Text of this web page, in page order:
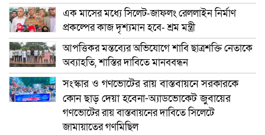
এক মাসের মধ্যে সিলেট-জাফলং রেললাইন নির্মাণ
প্রকল্পের কাজ দৃশ্যমান হবে- শ্রম মন্ত্রী
আপত্তিকর মন্তব্যের অভিযোগে শাবি ছাত্রশক্তি নেতাকে
অব্যাহতি, শাস্তির দাবিতে মানববন্ধন
সংস্কার ও গণভোটের রায় বাস্তবায়নে সরকারকে
কোন ছাড় দেয়া হবেনা-অ্যাডভোকেট জুবায়ের
গণভোটের রায় বাস্তবায়নের দাবিতে সিলেটে
জামায়াতের গণমিছিল